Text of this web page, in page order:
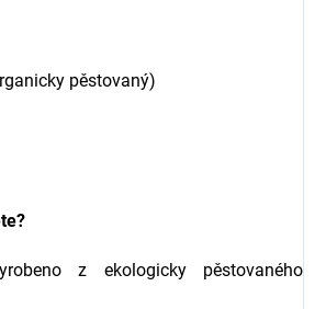
pěstovaný)
z ekologicky pěstovaného